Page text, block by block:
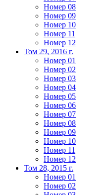
Номер 08
Номер 09
Номер 10
Номер 11
Номер 12
Том 29, 2016 г.
Номер 01
Номер 02
Номер 03
Номер 04
Номер 05
Номер 06
Номер 07
Номер 08
Номер 09
Номер 10
Номер 11
Номер 12
Том 28, 2015 г.
Номер 01
Номер 02